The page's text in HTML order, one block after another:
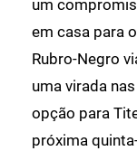
um
em casa para
Rubro-Negro
uma virada
opção para
próxima